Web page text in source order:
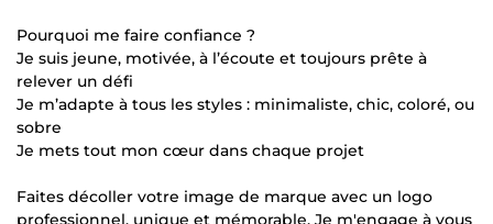
Pourquoi me faire confiance ?
Je suis jeune, motivée, à l’écoute et toujours prête à
relever un défi
Je m’adapte à tous les styles : minimaliste, chic, coloré, ou
sobre
Je mets tout mon cœur dans chaque projet
Faites décoller votre image de marque avec un logo
professionnel, unique et mémorable. Je m'engage à vous